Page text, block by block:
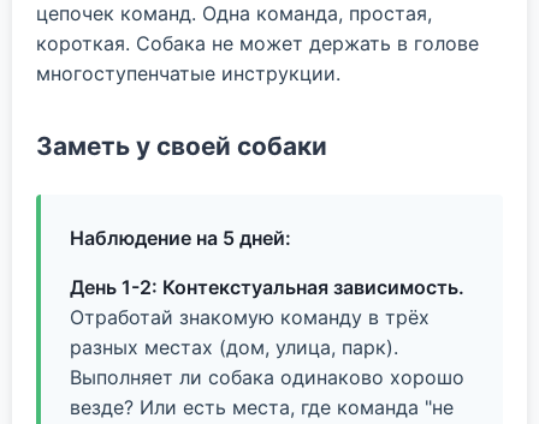
цепочек команд. Одна команда, простая,
короткая. Собака не может держать в голове
многоступенчатые инструкции.
Заметь у своей собаки
Наблюдение на 5 дней:
День 1-2: Контекстуальная зависимость.
Отработай знакомую команду в трёх
разных местах (дом, улица, парк).
Выполняет ли собака одинаково хорошо
везде? Или есть места, где команда "не